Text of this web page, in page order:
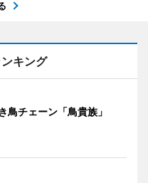
キング
鳥チェーン「鳥貴族」